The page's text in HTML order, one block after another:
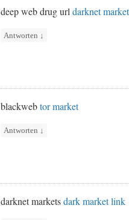
deep web drug urldarknet
Antworten ↓
blackwebtor market
Antworten ↓
darknet marketsdark market link